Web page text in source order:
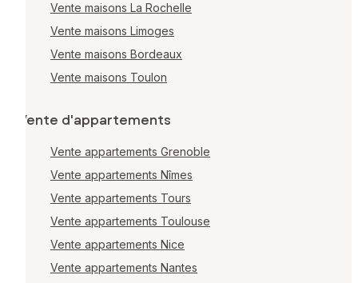
Vente maisons La Rochelle
Vente maisons Limoges
Vente maisons Bordeaux
Vente maisons Toulon
Vente d'appartements
Vente appartements Grenoble
Vente appartements Nîmes
Vente appartements Tours
Vente appartements Toulouse
Vente appartements Nice
Vente appartements Nantes